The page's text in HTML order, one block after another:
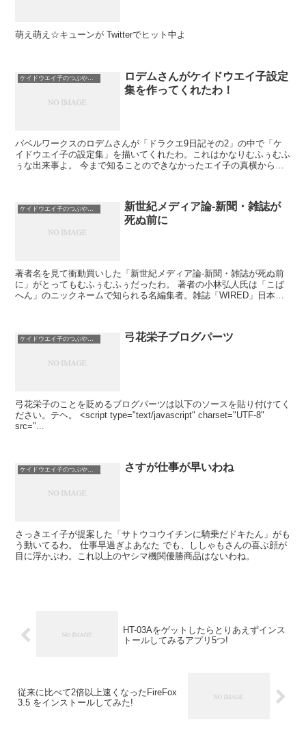
萌え萌え☆キューンが Twitterでヒット中よ
ケイドウエイ子のつぶやき日記
ロデムさんがケイドウエイ子設定
集を作ってくれたわ！
バベルワークスのロデムさんが「ドラクエ9日記その2」の中で「ケ
イドウエイ子の設定集」を描いてくれたわ。これはかなりむふぅむふ
ぅな出来事よ。 今まで知ることのできなかったエイ子の真横からの
ケイドウエイ子のつぶやき日記
新世紀メディア論-新聞・雑誌が
死ぬ前に
著者名を見て衝動買いした「新世紀メディア論-新聞・雑誌が死ぬ前
に」がとってもむふぅむふぅだったわ。 著者の小林弘人氏は「こば
へん」のニックネームで知られる名編集者。雑誌「WIRED」日本語
ケイドウエイ子のつぶやき日記 弓花栄子ブログパーツ
弓花栄子のことを貶めるブログパーツは以下のソースを貼り付けてく
ださい。テヘ。 <script type="text/javascript" charset="UTF-8"
src="...
ケイドウエイ子のつぶやき日記 さすが仕事が早いわね
さっきエイ子が提案した「サトウコウイチンに騎乗だドキたん」がも
う動いてるわ。 仕事早過ぎよあなた でも、ししゃもさんの喜ぶ顔が
目に浮かぶわ。これ以上のヤシマ機関優勝商品はないわね。
HT-03Aをゲットしたらとりあえずインス
トールしてみるアプリ5つ!
従来に比べて2倍以上速くなったFireFox
3.5 をインストールしてみた!